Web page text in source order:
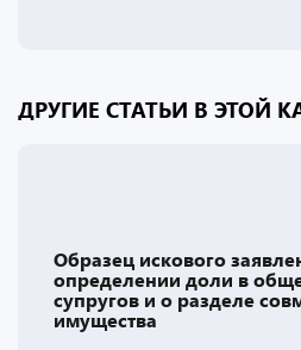
ДРУГИЕ СТАТЬИ В ЭТОЙ
Образец искового
определении доли в
супругов и о разделе
имущества